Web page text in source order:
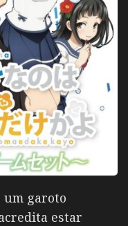
um garoto
estar